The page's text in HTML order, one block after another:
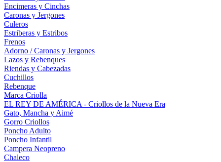
Encimeras y Cinchas
Caronas y Jergones
Culeros
Estriberas y Estribos
Frenos
Adorno / Caronas y Jergones
Lazos y Rebenques
Riendas y Cabezadas
Cuchillos
Rebenque
Marca Criolla
EL REY DE AMÉRICA - Criollos de la Nueva Era
Gato, Mancha y Aimé
Gorro Criollos
Poncho Adulto
Poncho Infantil
Campera Neopreno
Chaleco